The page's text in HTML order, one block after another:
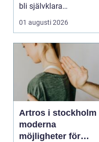
bli självklara
modeplagg i stors...
01 augusti 2026
Artros i stockholm
moderna
möjligheter för